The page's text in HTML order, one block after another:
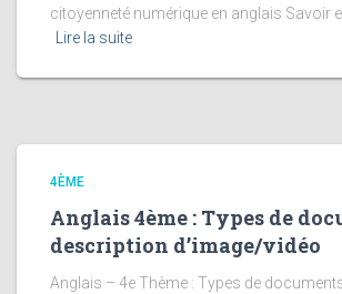
citoyenneté numérique en anglais Savoir
Lire la suite
4ÈME
Anglais 4ème : Types de
description d’image/vidéo
Anglais – 4e Thème : Types de